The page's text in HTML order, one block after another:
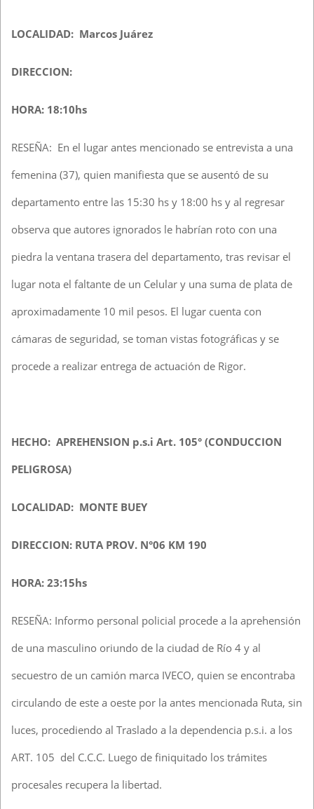
LOCALIDAD: Marcos Juárez
DIRECCION:
HORA: 18:10hs
RESEÑA: En el lugar antes mencionado se entrevista a una
femenina (37), quien manifiesta que se ausentó de su
departamento entre las 15:30 hs y 18:00 hs y al regresar
observa que autores ignorados le habrían roto con una
piedra la ventana trasera del departamento, tras revisar el
lugar nota el faltante de un Celular y una suma de plata de
aproximadamente 10 mil pesos. El lugar cuenta con
cámaras de seguridad, se toman vistas fotográficas y se
procede a realizar entrega de actuación de Rigor.
HECHO: APREHENSION p.s.i Art. 105° (CONDUCCION
PELIGROSA)
LOCALIDAD: MONTE BUEY
DIRECCION: RUTA PROV. N°06 KM 190
HORA: 23:15hs
RESEÑA: Informo personal policial procede a la aprehensión
de una masculino oriundo de la ciudad de Río 4 y al
secuestro de un camión marca IVECO, quien se encontraba
circulando de este a oeste por la antes mencionada Ruta, sin
luces, procediendo al Traslado a la dependencia p.s.i. a los
ART. 105 del C.C.C. Luego de finiquitado los trámites
procesales recupera la libertad.